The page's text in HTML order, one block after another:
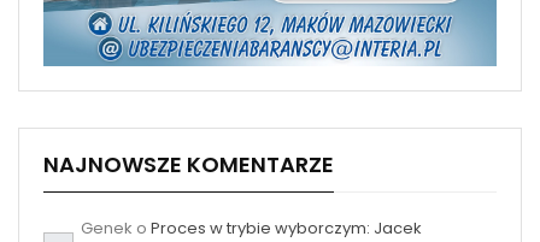
NAJNOWSZE KOMENTARZE
Genek o Proces w trybie wyborczym: Jacek